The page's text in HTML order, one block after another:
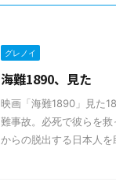
グレノイ
海難1890、見た
映画「海難1890」見た
難事故。必死で彼らを
からの脱出する日本人